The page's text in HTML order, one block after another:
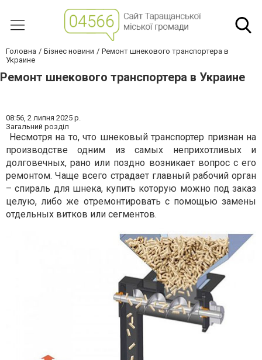
Головна Бізнес новини
Ремонт шнекового транспортера в
Украине
Ремонт шнекового транспортера в Украине
08:56, 2 липня 2025 р.
Загальний розділ
Несмотря на то, что шнековый транспортер признан на
производстве одним из самых неприхотливых и
долговечных, рано или поздно возникает вопрос с его
ремонтом. Чаще всего страдает главный рабочий орган
– спираль для шнека, купить которую можно под заказ
целую, либо же отремонтировать с помощью замены
отдельных витков или сегментов.